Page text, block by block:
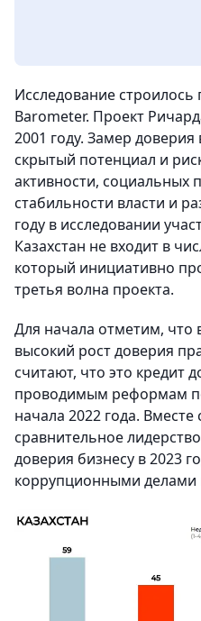
Исследование
Barometer. Проект
2001 году. Замер
скрытый потенциал и
активности, социальных
стабильности власти и
году в исследовании
Казахстан не входит в
который инициативно
третья волна проекта.
Для начала отметим, что
высокий рост доверия
считают, что это кредит
проводимым реформам
начала 2022 года.
сравнительное
доверия бизнесу в 2023
коррупционными делами